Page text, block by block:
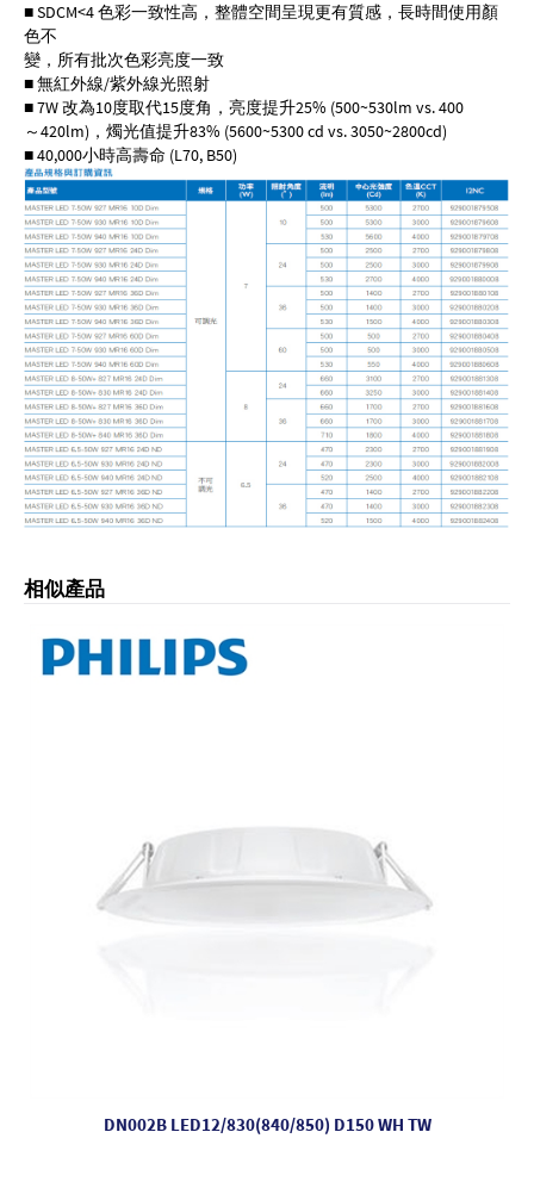
■ SDCM<4 色彩一致性高，整體空間呈現更有質感，長時間使用顏
色不
變，所有批次色彩亮度一致
■ 無紅外線/紫外線光照射
■ 7W 改為10度取代15度角，亮度提升25% (500~530lm vs. 400
～420lm)，燭光值提升83% (5600~5300 cd vs. 3050~2800cd)
■ 40,000小時高壽命 (L70, B50)
相似產品
DN002B LED12/830(840/850) D150 WH TW